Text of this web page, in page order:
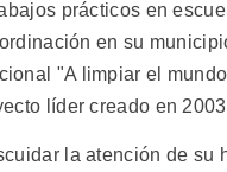
prácticos en
en su
"A limpiar el
líder creado en
la atención de su